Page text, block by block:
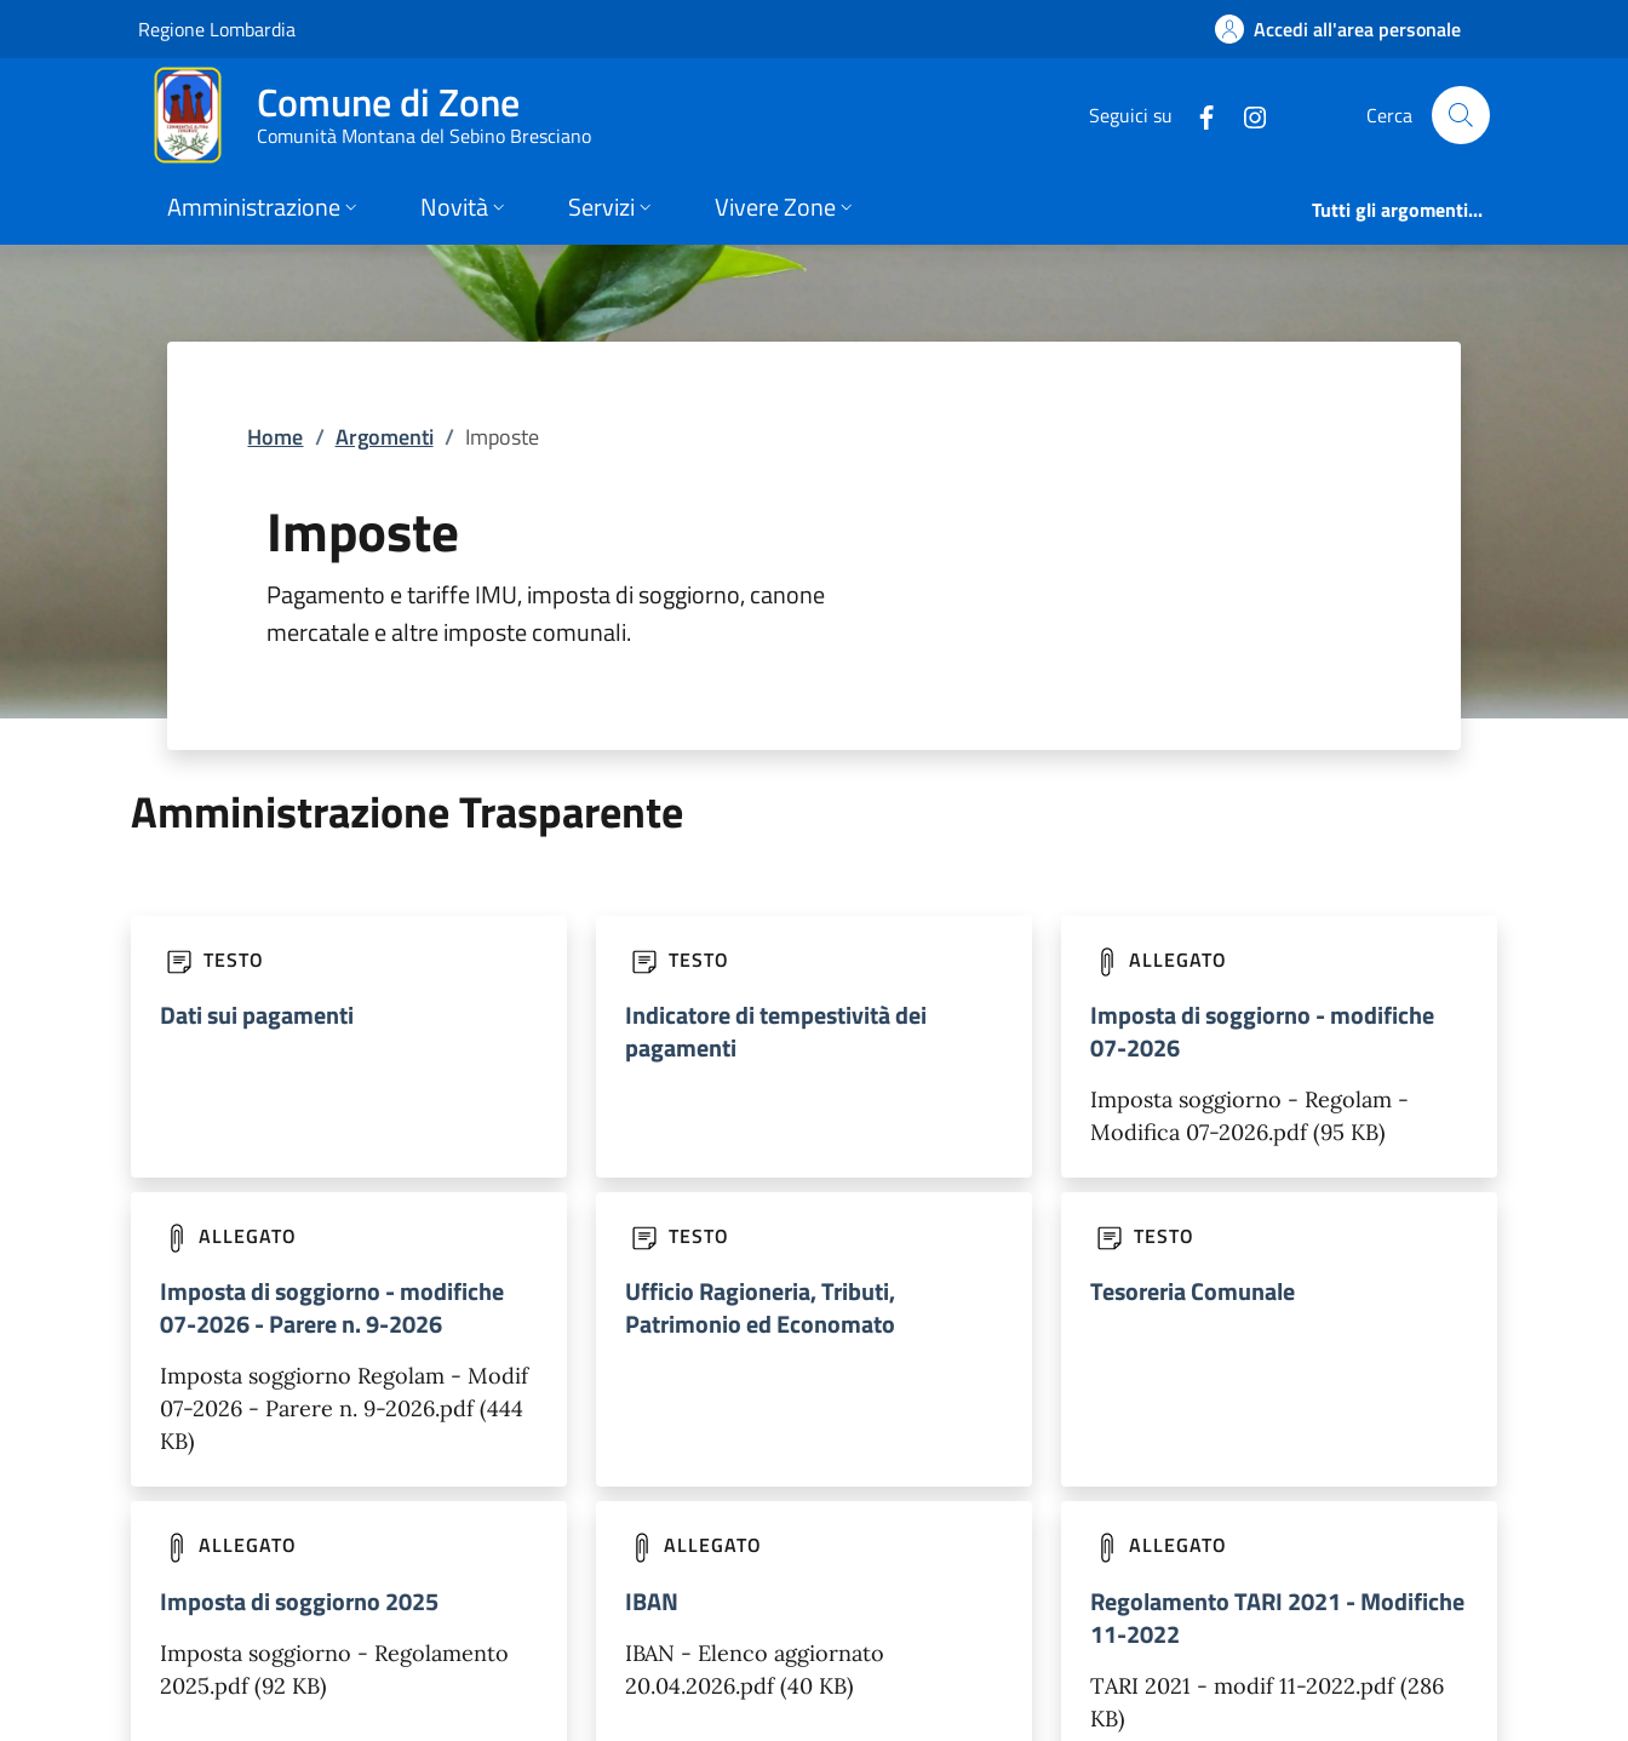
Vai al contenuto principale
Imposte | Comune di Zone
Regione Lombardia Accedi all'area personale
Comune di Zone
Comunità Montana del Sebino Bresciano
Seguici su Cerca
Amministrazione Novità Servizi Vivere Zone Tutti gli argomenti...
Home / Argomenti / Imposte
Imposte
Pagamento e tariffe IMU, imposta di soggiorno, canone
mercatale e altre imposte comunali.
Amministrazione Trasparente
TESTO
Dati sui pagamenti
TESTO
Indicatore di tempestività dei
pagamenti
ALLEGATO
Imposta di soggiorno - modifiche
07-2026
Imposta soggiorno - Regolam -
Modifica 07-2026.pdf (95 KB)
ALLEGATO
Imposta di soggiorno - modifiche
07-2026 - Parere n. 9-2026
Imposta soggiorno Regolam - Modif
07-2026 - Parere n. 9-2026.pdf (444
KB)
TESTO
Ufficio Ragioneria, Tributi,
Patrimonio ed Economato
TESTO
Tesoreria Comunale
ALLEGATO
Imposta di soggiorno 2025
Imposta soggiorno - Regolamento
2025.pdf (92 KB)
ALLEGATO
IBAN
IBAN - Elenco aggiornato
20.04.2026.pdf (40 KB)
ALLEGATO
Regolamento TARI 2021 - Modifiche
11-2022
TARI 2021 - modif 11-2022.pdf (286
KB)